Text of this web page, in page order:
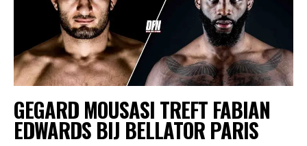
GEGARD MOUSASI TREFT FABIAN
EDWARDS BIJ BELLATOR PARIS